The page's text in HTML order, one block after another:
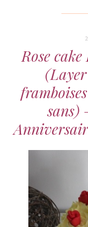
Rose
sans)